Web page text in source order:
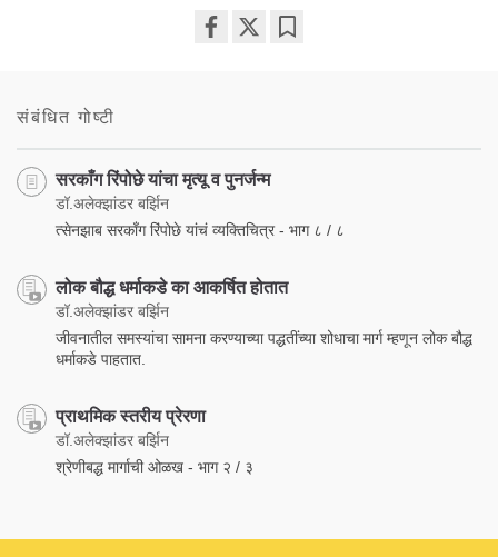
संबंधित गोष्टी
सरकाँग रिंपोछे यांचा मृत्यू व पुनर्जन्म
डॉ.अलेक्झांडर बर्झिन
त्सेनझाब सरकाँग रिंपोछे यांचं व्यक्तिचित्र - भाग ८ / ८
लोक बौद्ध धर्माकडे का आकर्षित होतात
डॉ.अलेक्झांडर बर्झिन
जीवनातील समस्यांचा सामना करण्याच्या पद्धतींच्या शोधाचा मार्ग म्हणून लोक बौद्ध
धर्माकडे पाहतात.
प्राथमिक स्तरीय प्रेरणा
डॉ.अलेक्झांडर बर्झिन
श्रेणीबद्ध मार्गाची ओळख - भाग २ / ३